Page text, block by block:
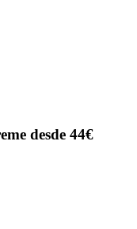
desde 44€